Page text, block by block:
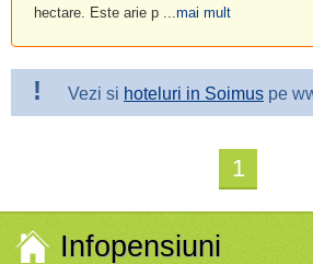
hectare. Este arie p ...mai mult
! Vezi si hoteluri in Soimus pe
1
Infopensiuni